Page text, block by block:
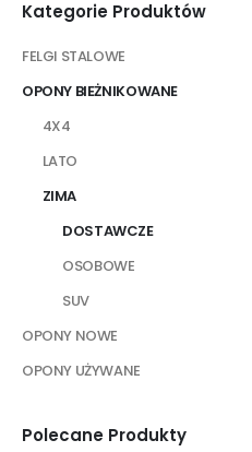
Kategorie Produktów
FELGI STALOWE
OPONY BIEŻNIKOWANE
4X4
LATO
ZIMA
DOSTAWCZE
OSOBOWE
SUV
OPONY NOWE
OPONY UŻYWANE
Polecane Produkty